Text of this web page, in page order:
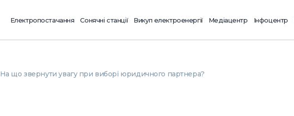
Електропостачання Сонячні станції Викуп електроенергії Медіацентр Інфоцентр
На що звернути увагу при виборі юридичного партнера?